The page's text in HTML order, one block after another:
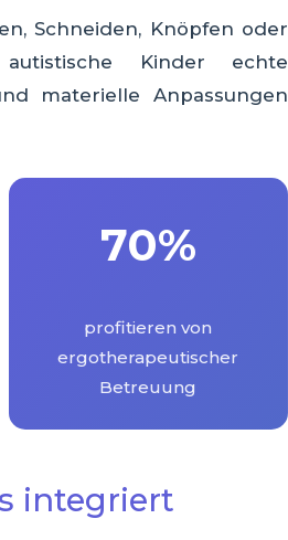
Schneiden, Knöpfen oder
Kinder echte
materielle Anpassungen
70%
profitieren von
ergotherapeutischer
Betreuung
integriert